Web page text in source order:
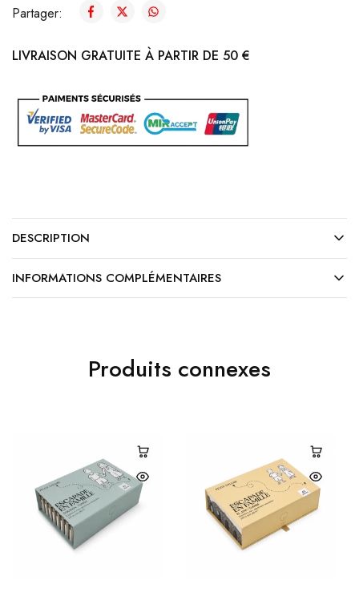
Partager:
LIVRAISON GRATUITE À PARTIR DE 50 €
DESCRIPTION
INFORMATIONS COMPLÉMENTAIRES
Produits connexes